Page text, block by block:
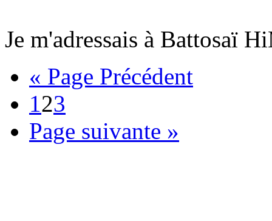
Je m'adressais à Battosaï
« Page Précédent
123
Page suivante »